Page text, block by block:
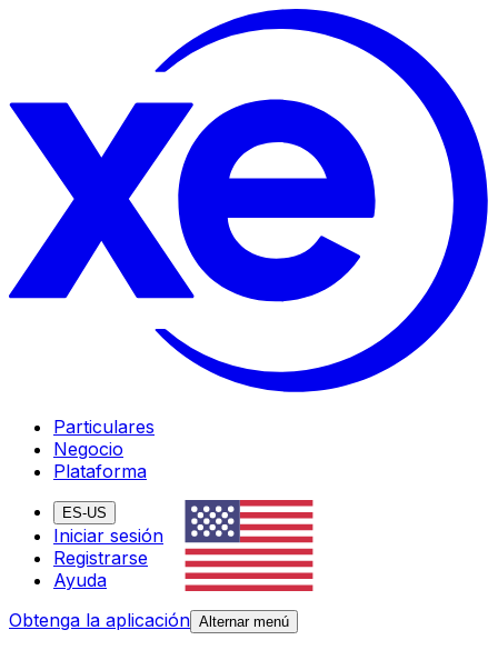
Particulares
Negocio
Plataforma
ES-US
Iniciar sesión
Registrarse
Ayuda
Obtenga la aplicación Alternar menú